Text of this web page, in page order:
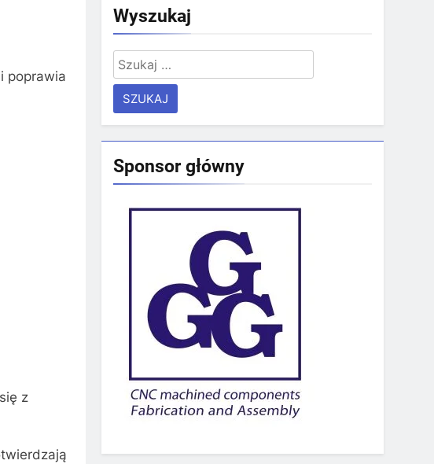
poprawia
z
Wyszukaj
Szukaj:
Sponsor główny